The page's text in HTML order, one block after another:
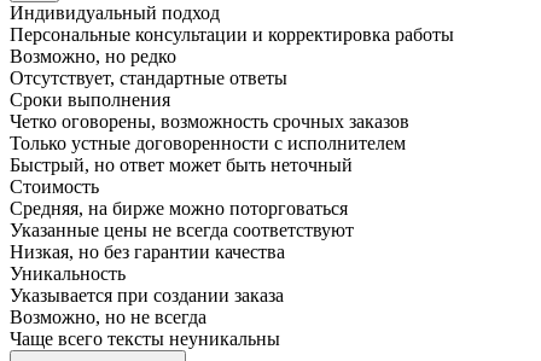
Индивидуальный подход
Персональные консультации и корректировка работы
Возможно, но редко
Отсутствует, стандартные ответы
Сроки выполнения
Четко оговорены, возможность срочных заказов
Только устные договоренности с исполнителем
Быстрый, но ответ может быть неточный
Стоимость
Средняя, на бирже можно поторговаться
Указанные цены не всегда соответствуют
Низкая, но без гарантии качества
Уникальность
Указывается при создании заказа
Возможно, но не всегда
Чаще всего тексты неуникальны